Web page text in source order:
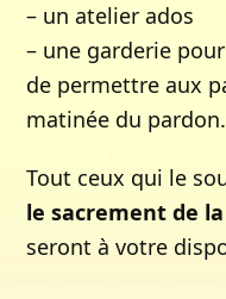
– un atelier ados
– une garderie
de permettre aux
matinée du pardon.
Tout ceux qui le
le sacrement de
seront à votre